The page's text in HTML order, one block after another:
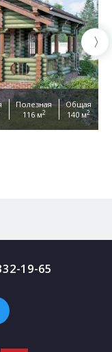
Полезная
116 м2
Общая
140 м2
19-65